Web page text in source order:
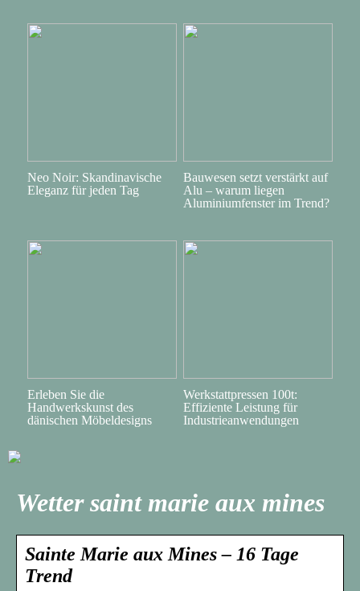
Neo Noir: Skandinavische
Eleganz für jeden Tag
Bauwesen setzt verstärkt auf
Alu – warum liegen
Aluminiumfenster im Trend?
Erleben Sie die
Handwerkskunst des
dänischen Möbeldesigns
Werkstattpressen 100t:
Effiziente Leistung für
Industrieanwendungen
Wetter saint marie aux mines
Sainte Marie aux Mines – 16 Tage
Trend